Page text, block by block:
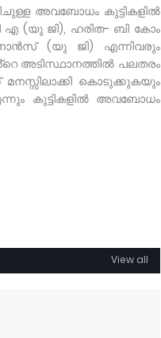
അവബോധം കുട്ടികളിൽ
എ (യു ജി), ഹരിത- ബി കോം
(യു ജി) എന്നിവരും
അടിസ്ഥാനത്തിൽ പലതരം
കൊടുക്കുകയും
കുട്ടികളിൽ അവബോധം
View all